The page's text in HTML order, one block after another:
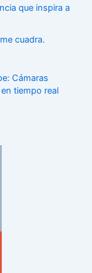
que inspira a
cuadra.
Cámaras
tiempo real